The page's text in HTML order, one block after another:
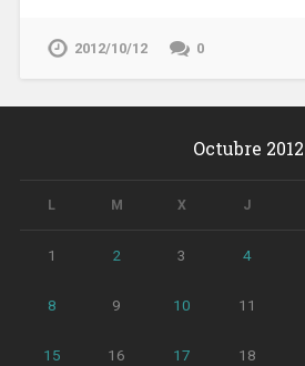
2012/10/12 0
Octubre 2012
L M X J
1 2 3 4
8 9 10 11
15 16 17 18